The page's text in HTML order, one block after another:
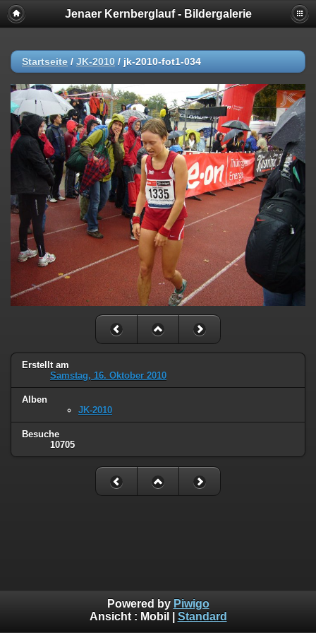
Jenaer Kernberglauf - Bildergalerie
Startseite / JK-2010 / jk-2010-fot1-034
Erstellt am
Samstag, 16. Oktober 2010
Alben
JK-2010
Besuche
10705
Powered by Piwigo
Ansicht : Mobil Standard